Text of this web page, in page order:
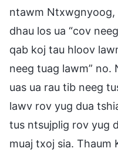
ntawm Ntxwgnyoog,
dhau los ua “cov
qab koj tau hloov
neeg tuag lawm” no.
uas ua rau tib neeg
lawv rov yug dua
tus ntsujplig rov yug
muaj txoj sia. Thaum